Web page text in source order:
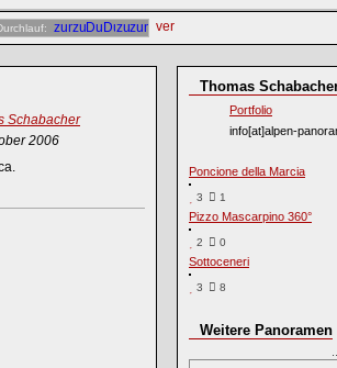
Schabacher
2006
Thomas
Portfolio
info[at]alpen-
Poncione della Marcia
3 1
Pizzo Mascarpino 360°
2 0
Sottoceneri
3 8
Weitere Panoramen